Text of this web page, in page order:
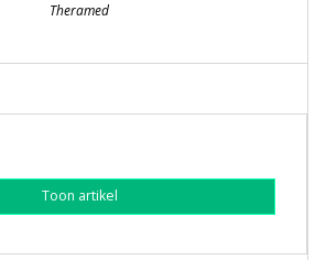
Theramed
Toon artikel